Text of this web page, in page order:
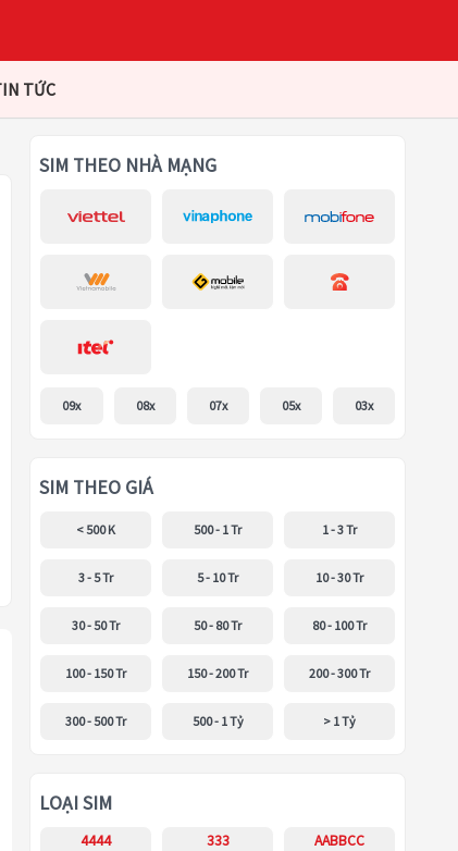
TỨC
SIM THEO NHÀ MẠNG
09x 08x 07x 05x 03x
SIM THEO GIÁ
< 500 K 500 - 1 Tr 1 - 3 Tr
3 - 5 Tr 5 - 10 Tr 10 - 30 Tr
30 - 50 Tr 50 - 80 Tr 80 - 100 Tr
100 - 150 Tr 150 - 200 Tr 200 - 300 Tr
300 - 500 Tr 500 - 1 Tỷ > 1 Tỷ
LOẠI SIM
4444 333 AABBCC